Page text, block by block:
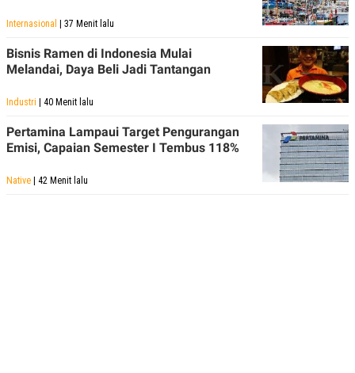
PEMBERITAAN
SIBER
Internasional | 37 Menit lalu
Bisnis Ramen di Indonesia Mulai
Melandai, Daya Beli Jadi Tantangan
Industri | 40 Menit lalu
Pertamina Lampaui Target Pengurangan
Emisi, Capaian Semester I Tembus 118%
Native | 42 Menit lalu